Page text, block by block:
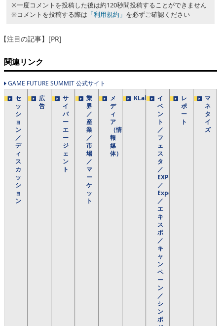
※一度コメントを投稿した後は約120秒間投稿することができません
※コメントを投稿する際は 「利用規約」 を必ずご確認ください
【注目の記事】[PR]
関連リンク
GAME FUTURE SUMMIT 公式サイト
セ
ッ
シ
ョ
ン
／
デ
ィ
ス
カ
ッ
シ
ョ
ン
広
告
サ
イ
バ
ー
エ
ー
ジ
ェ
ン
ト
業
界
／
産
業
／
市
場
／
マ
ー
ケ
ッ
ト
メ
デ
ィ
ア
（情
報
媒
体）
KLab
イ
ベ
ン
ト
／
フ
ェ
ス
タ
／
EXPO
／
Expo
／
エ
キ
ス
ポ
／
キ
ャ
ン
ペ
ー
ン
／
シ
ン
ポ
レ
ポ
ー
ト
マ
ネ
タ
イ
ズ